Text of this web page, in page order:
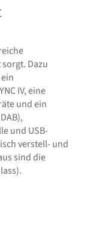
Dazu
IV, eine
und ein
und USB-
verstell- und
sind die